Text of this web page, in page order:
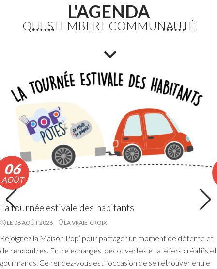
Etang du Moulin Neuf : baignade interdite
nautiques. La consommation de poissons pêchés est
Lire la suite
Accueils de loisirs : Ouverture des
réservations des mercredis de septembre à
décembre 2026
L'AGENDA
QUESTEMBERT COMMUNAUTÉ
06
AOÛT
La tournée estivale des habitants
LE 06 AOÛT 2026 LA VRAIE-CROIX
Rejoignez la Maison Pop’ pour partager un moment de détente et
de rencontres. Entre échanges, découvertes et ateliers créatifs et
gourmands. Ce rendez-vous est l’occasion de se retrouver entre